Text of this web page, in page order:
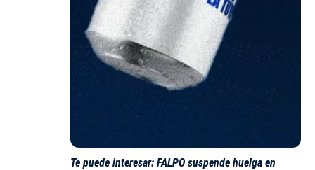
Te puede interesar: FALPO suspende huelga en